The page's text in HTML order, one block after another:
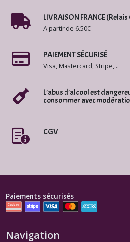
LIVRAISON FRANCE
A partir de 6.50€
PAIEMENT SÉCURISÉ
Visa, Mastercard, Stripe,...
L'abus d'alcool est
consommer avec
CGV
Paiements sécurisés
Navigation